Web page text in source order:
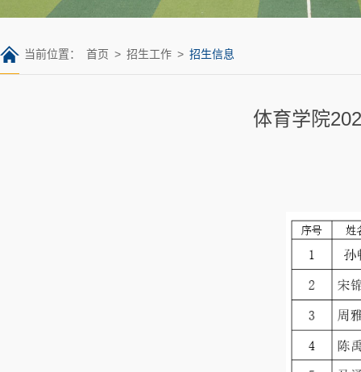
当前位置： 首页 > 招生工作 > 招生信息
体育学院